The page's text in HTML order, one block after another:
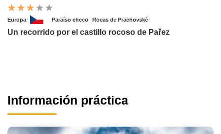
Europa Paraíso checo Rocas de Prachovské
Un recorrido por el castillo rocoso de Pařez
Información práctica